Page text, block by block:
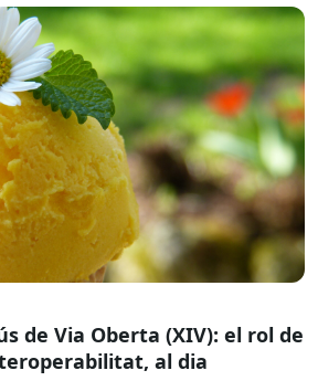
de Via Oberta (XIV): el rol de
al dia